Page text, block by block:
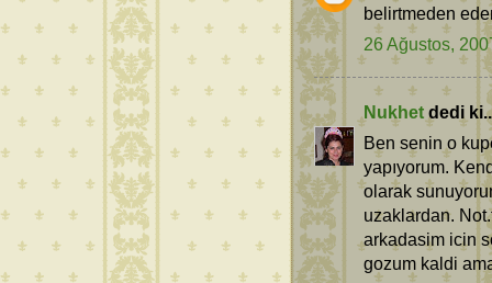
belirtmeden
26 Ağustos,
Nukhet dedi
Ben senin o
yapıyorum.
olarak
uzaklardan.
arkadasim icin
gozum kaldi